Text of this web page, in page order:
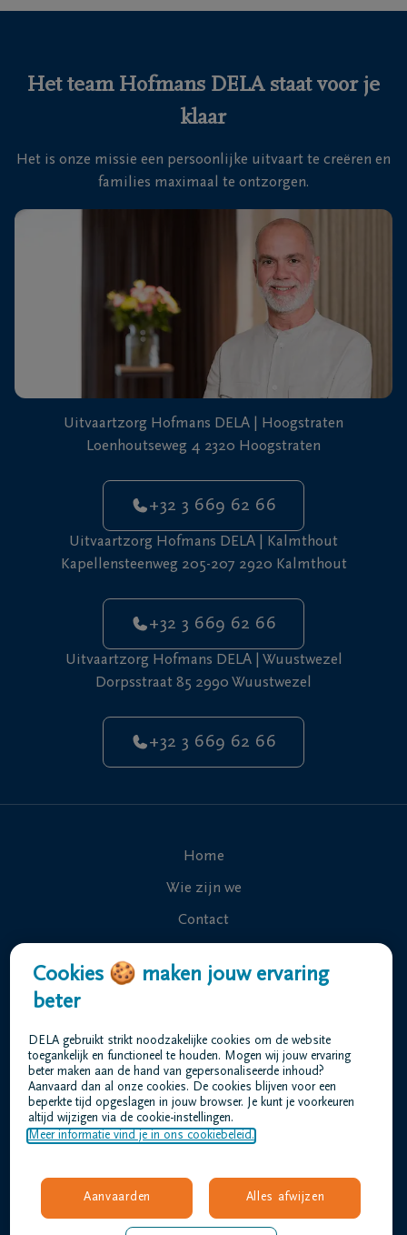
We
66
Het team Hofmans DELA staat voor je
klaar
Het is onze missie een persoonlijke uitvaart te creëren en
families maximaal te ontzorgen.
Uitvaartzorg Hofmans DELA | Hoogstraten
Loenhoutseweg 4 2320 Hoogstraten
+32 3 669 62 66
Uitvaartzorg Hofmans DELA | Kalmthout
Kapellensteenweg 205-207 2920 Kalmthout
+32 3 669 62 66
Uitvaartzorg Hofmans DELA | Wuustwezel
Dorpsstraat 85 2990 Wuustwezel
+32 3 669 62 66
Home
Wie zijn we
Contact
Overlijdensberichten
Veelgestelde vragen
Gebruiksvoorwaarden
Privacyverklaring
Toegankelijkheidsverklaring
hofmans@dela.be
Cookies 🍪 maken jouw ervaring
beter
DELA gebruikt strikt noodzakelijke cookies om de website
toegankelijk en functioneel te houden. Mogen wij jouw ervaring
beter maken aan de hand van gepersonaliseerde inhoud?
Aanvaard dan al onze cookies. De cookies blijven voor een
beperkte tijd opgeslagen in jouw browser. Je kunt je voorkeuren
altijd wijzigen via de cookie-instellingen.
Meer informatie vind je in ons cookiebeleid.
Aanvaarden Alles afwijzen